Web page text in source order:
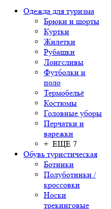
Одежда для туризма
Брюки и шорты
Куртки
Жилетки
Рубашки
Лонгсливы
Футболки и
поло
Термобельё
Костюмы
Головные уборы
Перчатки и
варежки
+ ЕЩЕ 7
Обувь туристическая
Ботинки
Полуботинки /
кроссовки
Носки
трекинговые